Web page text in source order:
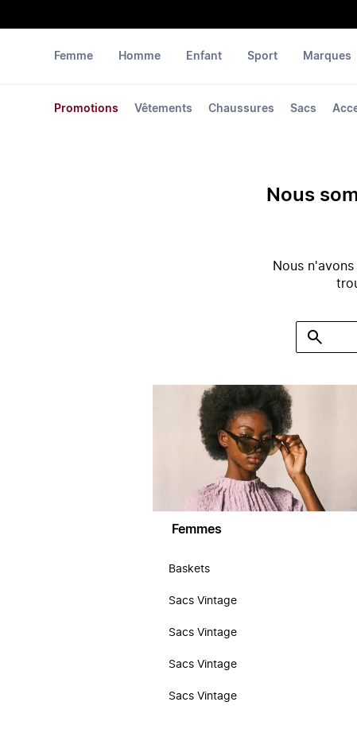
Femme
Promotions Vêtements Chaussures Sacs
Homme Enfant Sport Marques
Nous
Nous
Femmes
Baskets
Sacs Vintage
Sacs Vintage
Sacs Vintage
Sacs Vintage